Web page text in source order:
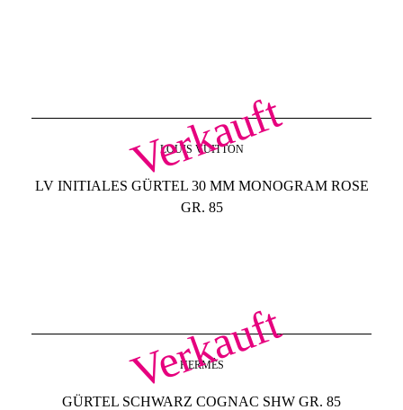
Verkauft
LOUIS VUITTON
LV INITIALES GÜRTEL 30 MM MONOGRAM ROSE
GR. 85
Verkauft
HERMÈS
GÜRTEL SCHWARZ COGNAC SHW GR. 85